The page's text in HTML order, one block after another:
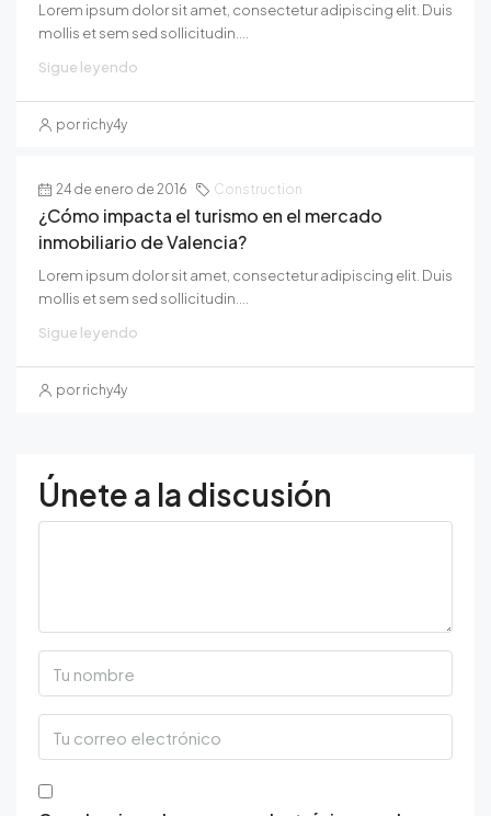
Lorem ipsum dolor sit amet, consectetur adipiscing elit. Duis
mollis et sem sed sollicitudin....
Sigue leyendo
por richy4y
24 de enero de 2016 Construction
¿Cómo impacta el turismo en el mercado
inmobiliario de Valencia?
Lorem ipsum dolor sit amet, consectetur adipiscing elit. Duis
mollis et sem sed sollicitudin....
Sigue leyendo
por richy4y
Únete a la discusión